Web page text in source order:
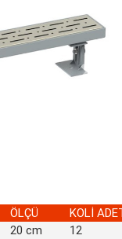
Next
ÖLÇÜ
KOLİ
20 cm
12